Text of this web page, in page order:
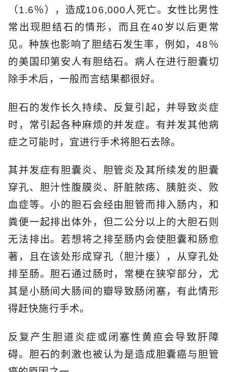
（1.6％），造成106,000人死亡。女性比男性
常出现胆结石的情形，而且在40岁以后更常
见。种族也影响了胆结石发生率，例如，48％
的美国印第安人有胆结石。病人在进行胆囊切
除手术后，一般而言结果都很好。
胆石的发作长久持续、反复引起，并导致炎症
时，常引起各种麻烦的并发症。有并发其他病
症之可能时，宜进行手术将胆石去除。
其并发症有胆囊炎、胆管炎及其所续发的胆囊
穿孔、胆汁性腹膜炎、肝脏脓疡、胰脏炎、败
血症等。小的胆石会经由胆管而排入肠内，和
粪便一起排出体外，但二公分以上的大胆石则
无法排出。若想将之排至肠内会使胆囊和肠愈
著，且在该处形成穿孔（胆汁瘘），从穿孔处
排至肠。胆石通过肠时，常梗在狭窄部分，尤
其是小肠间大肠间的瓣导致肠闭塞，有此情形
得赶快施行手术。
反复产生胆道炎症或闭塞性黄疸会导致肝障
碍。胆石的刺激也被认为是造成胆囊癌与胆管